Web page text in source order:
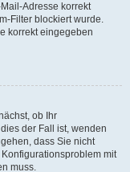
Adresse korrekt
Filter blockiert wurde.
korrekt eingegeben
ob Ihr
der Fall ist, wenden
dass Sie nicht
mit
muss.